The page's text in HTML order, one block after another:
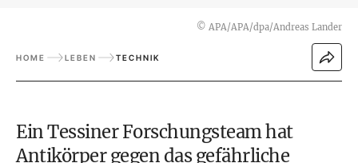
© APA/APA/dpa/Andreas Lander
HOME LEBEN TECHNIK
Ein Tessiner Forschungsteam hat
Antikörper gegen das gefährliche